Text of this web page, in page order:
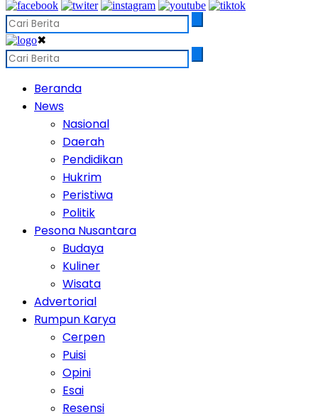
✖
Beranda
News
Nasional
Daerah
Pendidikan
Hukrim
Peristiwa
Politik
Pesona Nusantara
Budaya
Kuliner
Wisata
Advertorial
Rumpun Karya
Cerpen
Puisi
Opini
Esai
Resensi